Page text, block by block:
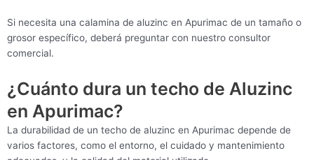
Si necesita una calamina de aluzinc en Apurimac de un tamaño o
grosor específico, deberá preguntar con nuestro consultor
comercial.
¿Cuánto dura un techo de Aluzinc
en Apurimac?
La durabilidad de un techo de aluzinc en Apurimac depende de
varios factores, como el entorno, el cuidado y mantenimiento